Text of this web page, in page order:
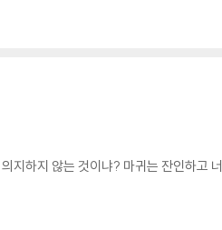
지하지 않는 것이냐? 마귀는 잔인하고 너